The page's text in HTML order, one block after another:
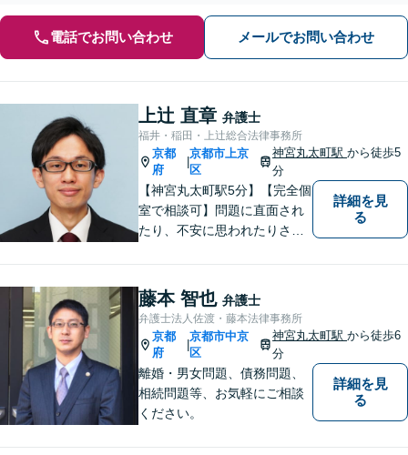
電話でお問い合わせ メールでお問い合わせ
上辻 直章 弁護士
福井・稲田・上辻総合法律事務所
京都
府
|
京都市上京
区
神宮丸太町駅から徒歩5
分
【神宮丸太町駅5分】【完全個
室で相談可】問題に直面され
たり、不安に思われたりされ
い、問題を解決することはも
ちろんのこと、皆様が持たれ
ている不安を少しでも解消し
てまいりたいと考えていま
す。
詳細を見
る
藤本 智也 弁護士
弁護士法人佐渡・藤本法律事務所
京都
府
|
京都市中京
区
神宮丸太町駅から徒歩6
分
離婚・男女問題、債務問題、
相続問題等、お気軽にご相談
ください。
詳細を見
る